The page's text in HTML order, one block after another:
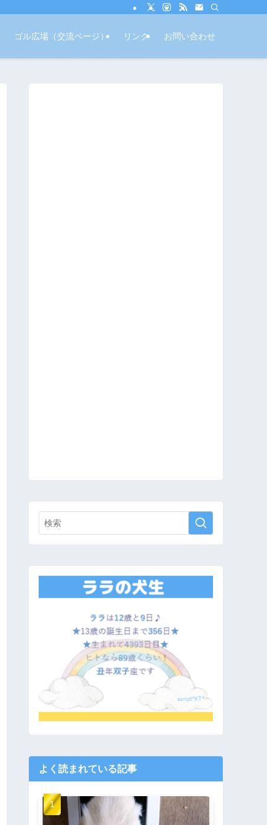
ゴル広場（交流ページ） リンク お問い合わせ
よく読まれている記事